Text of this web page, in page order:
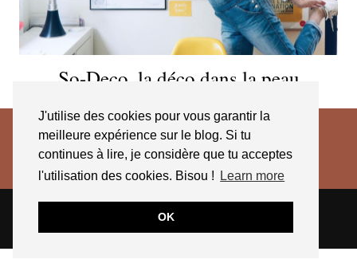
J'utilise des cookies pour vous garantir la
meilleure expérience sur le blog. Si tu
continues à lire, je considère que tu acceptes
l'utilisation des cookies. Bisou !
Learn more
OK
So-Deco, la déco dans la peau
THEME CREATED BYpipdig